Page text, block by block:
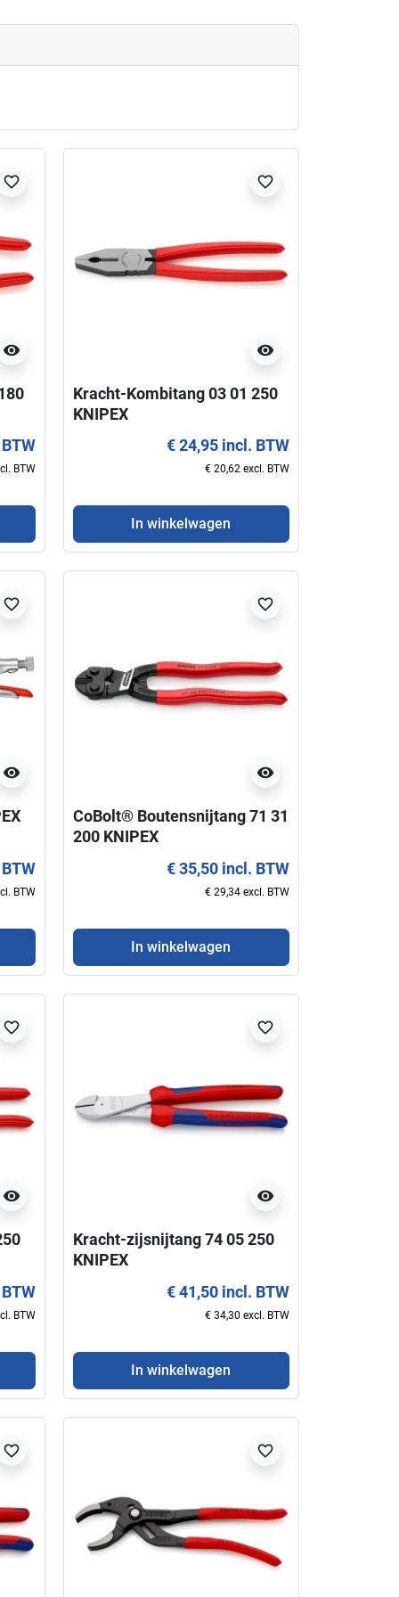
visibility
favorite_border
BTW
visibility
favorite_border
Kracht-Kombitang 03 01 250
KNIPEX
€ 24,95 incl. BTW
€ 20,62 excl. BTW
In winkelwagen
visibility
favorite_border
BTW
visibility
favorite_border
CoBolt® Boutensnijtang 71 31
200 KNIPEX
€ 35,50 incl. BTW
€ 29,34 excl. BTW
In winkelwagen
visibility
favorite_border
BTW
visibility
favorite_border
Kracht-zijsnijtang 74 05 250
KNIPEX
€ 41,50 incl. BTW
€ 34,30 excl. BTW
In winkelwagen
favorite_border favorite_border